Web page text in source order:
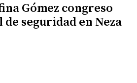
Gómez congreso
seguridad en Neza